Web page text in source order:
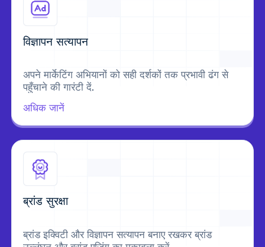
विज्ञापन सत्यापन
अपने मार्केटिंग अभियानों को सही दर्शकों तक प्रभावी ढंग से
पहुँचाने की गारंटी दें.
अधिक जानें
ब्रांड सुरक्षा
ब्रांड इक्विटी और विज्ञापन सत्यापन बनाए रखकर ब्रांड